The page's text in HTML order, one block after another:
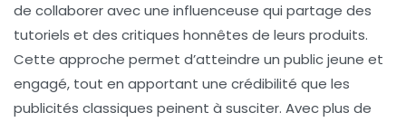
de collaborer avec une influenceuse qui partage des
tutoriels et des critiques honnêtes de leurs produits.
Cette approche permet d’atteindre un public jeune et
engagé, tout en apportant une crédibilité que les
publicités classiques peinent à susciter. Avec plus de